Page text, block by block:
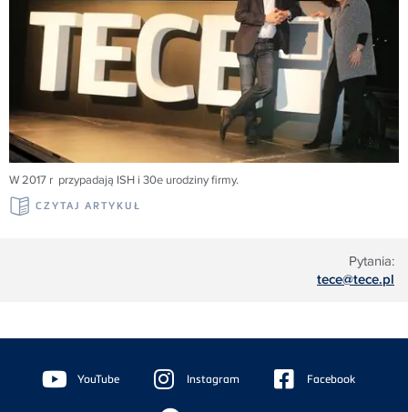
Pytania:
tece@tece.pl
W 2017 r przypadają ISH i 30e urodziny firmy.
CZYTAJ ARTYKUŁ
Floating
Sidebar YouTube Instagram Facebook